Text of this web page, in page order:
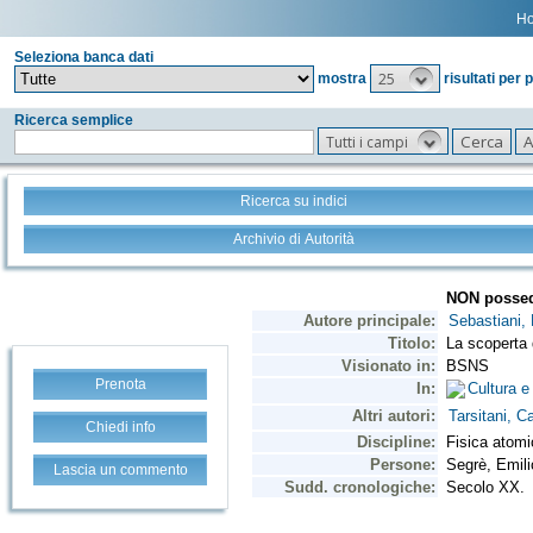
Seleziona banca dati
mostra
25 risultati per
Ricerca semplice
Tutti i campi
Ricerca su indici
Archivio di Autorità
Prenota
Chiedi info
Lascia un commento